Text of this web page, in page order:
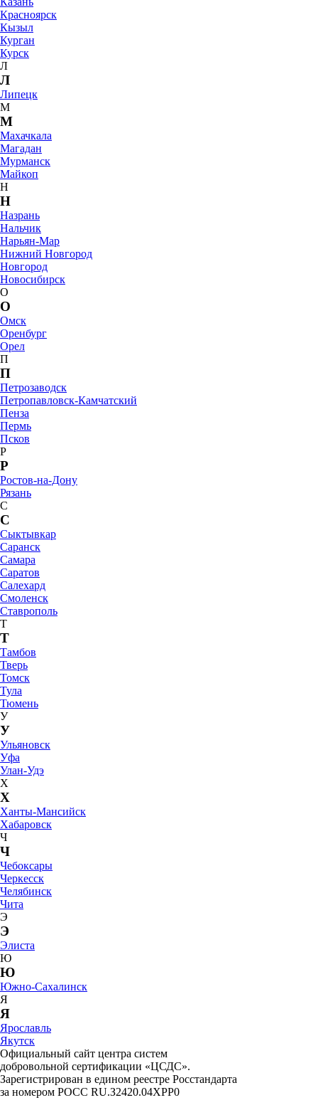
Красноярск
Кызыл
Курган
Курск
Л
Л
Липецк
М
М
Махачкала
Магадан
Мурманск
Майкоп
Н
Н
Назрань
Нальчик
Нарьян-Мар
Нижний Новгород
Новгород
Новосибирск
О
О
Омск
Оренбург
Орел
П
П
Петрозаводск
Петропавловск-Камчатский
Пенза
Пермь
Псков
Р
Р
Ростов-на-Дону
Рязань
С
С
Сыктывкар
Саранск
Самара
Саратов
Салехард
Смоленск
Ставрополь
Т
Т
Тамбов
Тверь
Томск
Тула
Тюмень
У
У
Ульяновск
Уфа
Улан-Удэ
Х
Х
Ханты-Мансийск
Хабаровск
Ч
Ч
Чебоксары
Черкесск
Челябинск
Чита
Э
Э
Элиста
Ю
Ю
Южно-Сахалинск
Я
Я
Ярославль
Якутск
Официальный сайт центра систем
добровольной сертификации «ЦСДС».
Зарегистрирован в едином реестре Росстандарта
за номером РОСС RU.З2420.04ХРР0